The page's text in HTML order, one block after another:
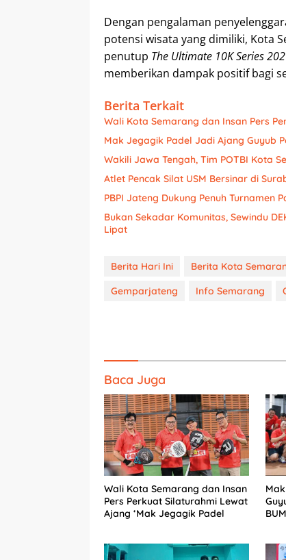
Dengan pengalaman
potensi wisata yang dimiliki, Kota
penutup The Ultimate 10K Series
memberikan dampak positif bagi
Berita Terkait
Wali Kota Semarang dan Insan Pers
Mak Jegagik Padel Jadi Ajang Guyub
Wakili Jawa Tengah, Tim POTBI Kota
Atlet Pencak Silat USM Bersinar di
PBPI Jateng Dukung Penuh Turnamen
Bukan Sekadar Komunitas, Sewindu
Lipat
Berita Hari Ini Berita Kota
Gemparjateng
Info Semarang
Baca Juga
Wali Kota Semarang dan Insan
Pers Perkuat Silaturahmi Lewat
Ajang ‘Mak Jegagik Padel